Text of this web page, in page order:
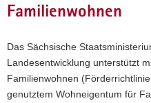
i
Familienwohnen
Das Sächsische
Landesentwicklung unterstützt
Familienwohnen
genutztem Wohneigentum für